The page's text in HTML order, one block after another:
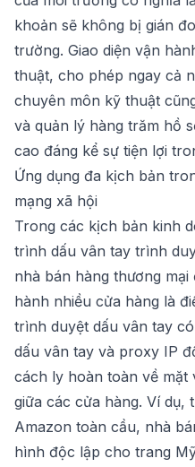
khoản sẽ không bị gián
trường. Giao diện vận
thuật, cho phép ngay cả
chuyên môn kỹ thuật
và quản lý hàng trăm hồ
cao đáng kể sự tiện lợi
Ứng dụng đa kịch bản
mạng xã hội
Trong các kịch bản kinh
trình dấu vân tay trình
nhà bán hàng thương
hành nhiều cửa hàng là
trình duyệt dấu vân tay
dấu vân tay và proxy IP
cách ly hoàn toàn về mặt
giữa các cửa hàng. Ví dụ,
Amazon toàn cầu, nhà
hình độc lập cho trang